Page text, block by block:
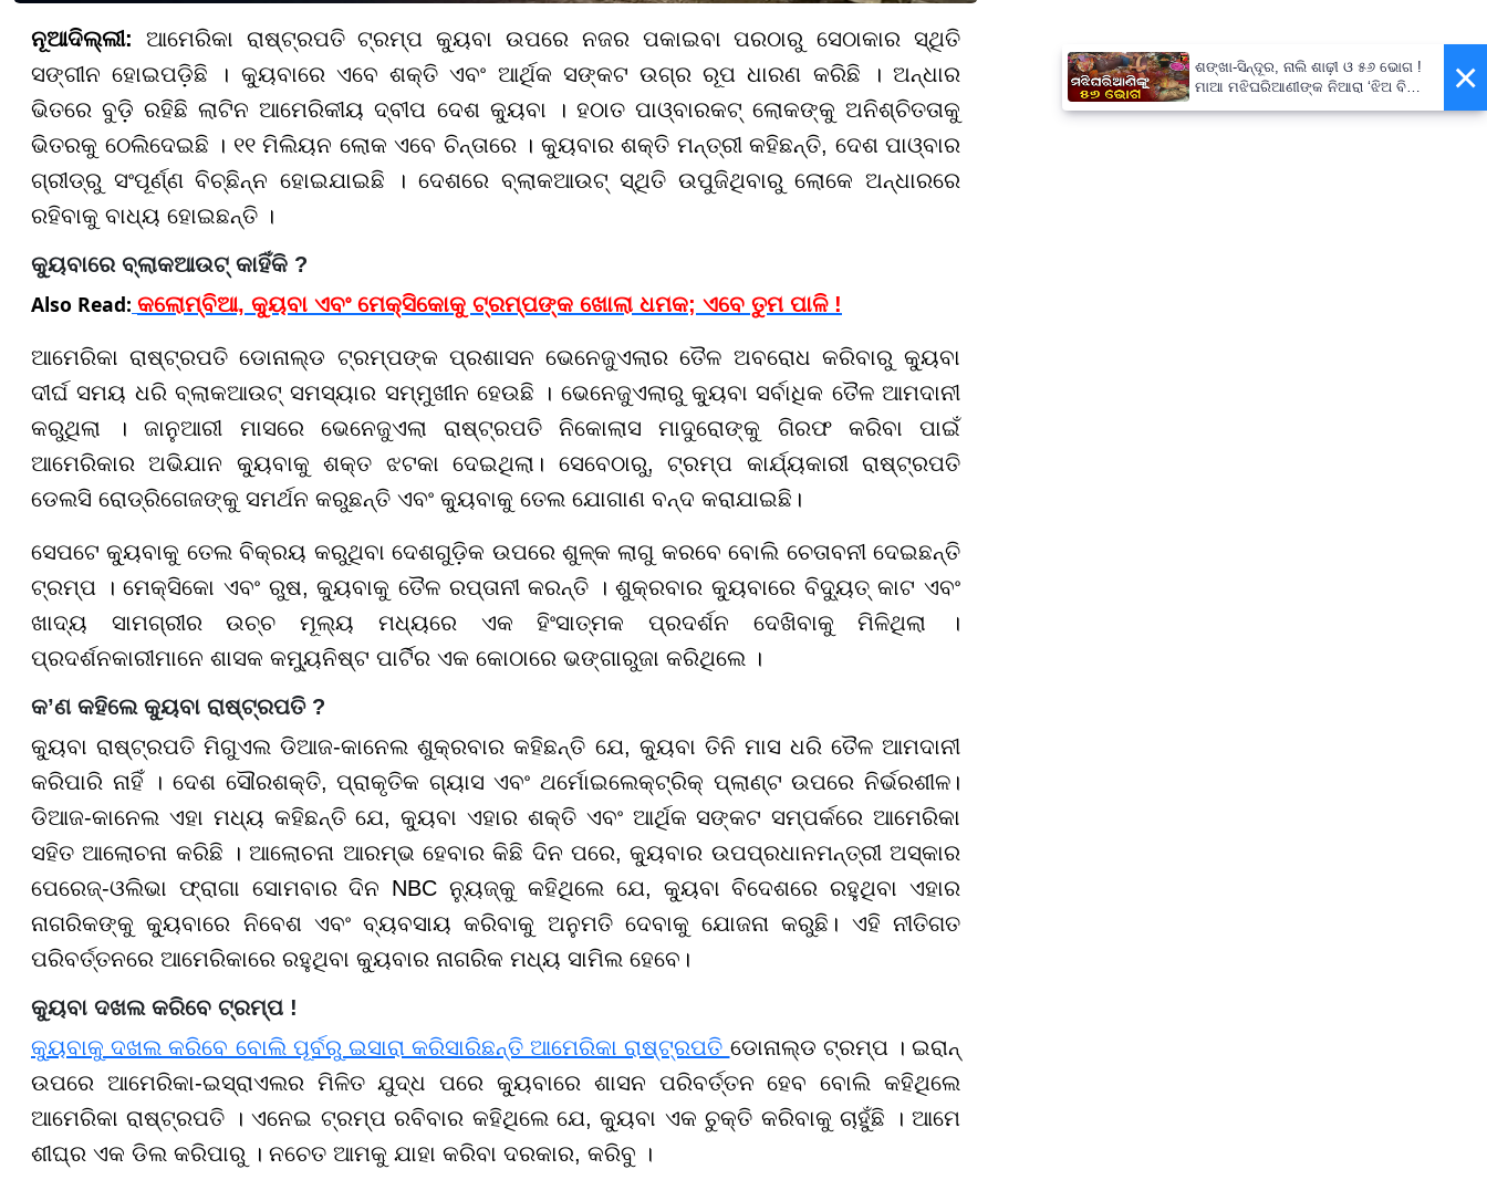
ନୂଆଦିଲ୍ଲୀ: ଆମେରିକା ରାଷ୍ଟ୍ରପତି ଟ୍ରମ୍ପ କ୍ୟୁବା ଉପରେ ନଜର ପକାଇବା ପରଠାରୁ ସେଠାକାର ସ୍ଥିତି
ସଙ୍ଗୀନ ହୋଇପଡ଼ିଛି । କ୍ୟୁବାରେ ଏବେ ଶକ୍ତି ଏବଂ ଆର୍ଥିକ ସଙ୍କଟ ଉଗ୍ର ରୂପ ଧାରଣ କରିଛି । ଅନ୍ଧାର
ଭିତରେ ବୁଡ଼ି ରହିଛି ଲାଟିନ ଆମେରିକୀୟ ଦ୍ବୀପ ଦେଶ କ୍ୟୁବା । ହଠାତ ପାଓ୍ବାରକଟ୍ ଲୋକଙ୍କୁ ଅନିଶ୍ଚିତତାକୁ
ଭିତରକୁ ଠେଲିଦେଇଛି । ୧୧ ମିଲିୟନ ଲୋକ ଏବେ ଚିନ୍ତାରେ । କ୍ୟୁବାର ଶକ୍ତି ମନ୍ତ୍ରୀ କହିଛନ୍ତି, ଦେଶ ପାଓ୍ବାର
ଗ୍ରୀଡ୍ରୁ ସଂପୂର୍ଣ୍ଣ ବିଚ୍ଛିନ୍ନ ହୋଇଯାଇଛି । ଦେଶରେ ବ୍ଲାକଆଉଟ୍ ସ୍ଥିତି ଉପୁଜିଥିବାରୁ ଲୋକେ ଅନ୍ଧାରରେ
ରହିବାକୁ ବାଧ୍ୟ ହୋଇଛନ୍ତି ।
କ୍ୟୁବାରେ ବ୍ଲାକଆଉଟ୍ କାହିଁକି ?
Also Read: କଲୋମ୍ବିଆ, କ୍ୟୁବା ଏବଂ ମେକ୍ସିକୋକୁ ଟ୍ରମ୍ପଙ୍କ ଖୋଲା ଧମକ; ଏବେ ତୁମ ପାଳି !
ଆମେରିକା ରାଷ୍ଟ୍ରପତି ଡୋନାଲ୍ଡ ଟ୍ରମ୍ପଙ୍କ ପ୍ରଶାସନ ଭେନେଜୁଏଲାର ତୈଳ ଅବରୋଧ କରିବାରୁ କ୍ୟୁବା
ଦୀର୍ଘ ସମୟ ଧରି ବ୍ଲାକଆଉଟ୍ ସମସ୍ୟାର ସମ୍ମୁଖୀନ ହେଉଛି । ଭେନେଜୁଏଲାରୁ କ୍ୟୁବା ସର୍ବାଧିକ ତୈଳ ଆମଦାନୀ
କରୁଥିଲା । ଜାନୁଆରୀ ମାସରେ ଭେନେଜୁଏଲା ରାଷ୍ଟ୍ରପତି ନିକୋଲାସ ମାଦୁରୋଙ୍କୁ ଗିରଫ କରିବା ପାଇଁ
ଆମେରିକାର ଅଭିଯାନ କ୍ୟୁବାକୁ ଶକ୍ତ ଝଟକା ଦେଇଥିଲା। ସେବେଠାରୁ, ଟ୍ରମ୍ପ କାର୍ଯ୍ୟକାରୀ ରାଷ୍ଟ୍ରପତି
ଡେଲସି ରୋଡ୍ରିଗେଜଙ୍କୁ ସମର୍ଥନ କରୁଛନ୍ତି ଏବଂ କ୍ୟୁବାକୁ ତେଲ ଯୋଗାଣ ବନ୍ଦ କରାଯାଇଛି।
ସେପଟେ କ୍ୟୁବାକୁ ତେଲ ବିକ୍ରୟ କରୁଥିବା ଦେଶଗୁଡ଼ିକ ଉପରେ ଶୁଳ୍କ ଲାଗୁ କରବେ ବୋଲି ଚେତାବନୀ ଦେଇଛନ୍ତି
ଟ୍ରମ୍ପ । ମେକ୍ସିକୋ ଏବଂ ରୁଷ, କ୍ୟୁବାକୁ ତୈଳ ରପ୍ତାନୀ କରନ୍ତି । ଶୁକ୍ରବାର କ୍ୟୁବାରେ ବିଦ୍ୟୁତ୍ କାଟ ଏବଂ
ଖାଦ୍ୟ ସାମଗ୍ରୀର ଉଚ୍ଚ ମୂଲ୍ୟ ମଧ୍ୟରେ ଏକ ହିଂସାତ୍ମକ ପ୍ରଦର୍ଶନ ଦେଖିବାକୁ ମିଳିଥିଲା ।
ପ୍ରଦର୍ଶନକାରୀମାନେ ଶାସକ କମ୍ୟୁନିଷ୍ଟ ପାର୍ଟିର ଏକ କୋଠାରେ ଭଙ୍ଗାରୁଜା କରିଥିଲେ ।
କ’ଣ କହିଲେ କ୍ୟୁବା ରାଷ୍ଟ୍ରପତି ?
କ୍ୟୁବା ରାଷ୍ଟ୍ରପତି ମିଗୁଏଲ ଡିଆଜ-କାନେଲ ଶୁକ୍ରବାର କହିଛନ୍ତି ଯେ, କ୍ୟୁବା ତିନି ମାସ ଧରି ତୈଳ ଆମଦାନୀ
କରିପାରି ନାହିଁ । ଦେଶ ସୌରଶକ୍ତି, ପ୍ରାକୃତିକ ଗ୍ୟାସ ଏବଂ ଥର୍ମୋଇଲେକ୍ଟ୍ରିକ୍ ପ୍ଲାଣ୍ଟ ଉପରେ ନିର୍ଭରଶୀଳ।
ଡିଆଜ-କାନେଲ ଏହା ମଧ୍ୟ କହିଛନ୍ତି ଯେ, କ୍ୟୁବା ଏହାର ଶକ୍ତି ଏବଂ ଆର୍ଥିକ ସଙ୍କଟ ସମ୍ପର୍କରେ ଆମେରିକା
ସହିତ ଆଲୋଚନା କରିଛି । ଆଲୋଚନା ଆରମ୍ଭ ହେବାର କିଛି ଦିନ ପରେ, କ୍ୟୁବାର ଉପପ୍ରଧାନମନ୍ତ୍ରୀ ଅସ୍କାର
ପେରେଜ୍-ଓଲିଭା ଫ୍ରାଗା ସୋମବାର ଦିନ NBC ନ୍ୟୁଜ୍କୁ କହିଥିଲେ ଯେ, କ୍ୟୁବା ବିଦେଶରେ ରହୁଥିବା ଏହାର
ନାଗରିକଙ୍କୁ କ୍ୟୁବାରେ ନିବେଶ ଏବଂ ବ୍ୟବସାୟ କରିବାକୁ ଅନୁମତି ଦେବାକୁ ଯୋଜନା କରୁଛି। ଏହି ନୀତିଗତ
ପରିବର୍ତ୍ତନରେ ଆମେରିକାରେ ରହୁଥିବା କ୍ୟୁବାର ନାଗରିକ ମଧ୍ୟ ସାମିଲ ହେବେ।
କ୍ୟୁବା ଦଖଲ କରିବେ ଟ୍ରମ୍ପ !
କ୍ୟୁବାକୁ ଦଖଲ କରିବେ ବୋଲି ପୂର୍ବରୁ ଇସାରା କରିସାରିଛନ୍ତି ଆମେରିକା ରାଷ୍ଟ୍ରପତି ଡୋନାଲ୍ଡ ଟ୍ରମ୍ପ । ଇରାନ୍
ଉପରେ ଆମେରିକା-ଇସ୍ରାଏଲର ମିଳିତ ଯୁଦ୍ଧ ପରେ କ୍ୟୁବାରେ ଶାସନ ପରିବର୍ତ୍ତନ ହେବ ବୋଲି କହିଥିଲେ
ଆମେରିକା ରାଷ୍ଟ୍ରପତି । ଏନେଇ ଟ୍ରମ୍ପ ରବିବାର କହିଥିଲେ ଯେ, କ୍ୟୁବା ଏକ ଚୁକ୍ତି କରିବାକୁ ଚାହୁଁଛି । ଆମେ
ଶୀଘ୍ର ଏକ ଡିଲ କରିପାରୁ । ନଚେତ ଆମକୁ ଯାହା କରିବା ଦରକାର, କରିବୁ ।
×
ଶଙ୍ଖା-ସିନ୍ଦୂର, ନାଲି ଶାଢ଼ୀ ଓ ୫୬ ଭୋଗ !
ମାଆ ମଝିଘରିଆଣୀଙ୍କ ନିଆରା ‘ଝିଅ ବିଦା’